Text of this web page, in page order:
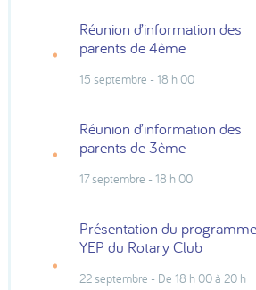
Réunion d’information des
parents de 4ème
15 septembre - 18 h 00
Réunion d’information des
parents de 3ème
17 septembre - 18 h 00
Présentation du
YEP du Rotary Club
22 septembre - De 18 h 00 à 20 h